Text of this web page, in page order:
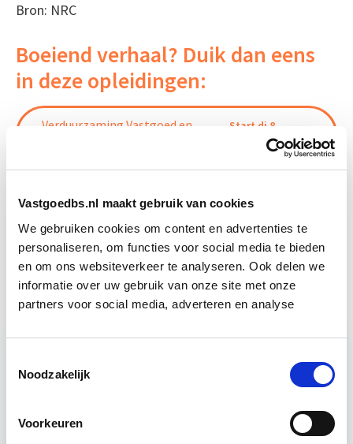
Vastgoedbs.nl maakt gebruik van cookies
We gebruiken cookies om content en advertenties te
personaliseren, om functies voor social media te bieden
en om ons websiteverkeer te analyseren. Ook delen we
informatie over uw gebruik van onze site met onze
partners voor social media, adverteren en analyse
Noodzakelijk
Voorkeuren
Bron: NRC
Boeiend verhaal? Duik dan eens
in deze opleidingen:
Verduurzaming Vastgoed en
Start di 8
Projectontwikkeling
10 sep
EP-W Basis - Woningen Start wo 9 sep
Verduurzaming Vastgoed en